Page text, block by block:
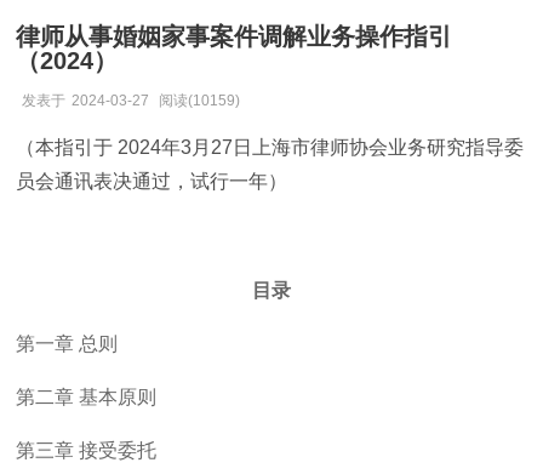
律师从事婚姻家事案件调解业务操作指引
（2024）
发表于 2024-03-27 阅读(10159)
（本指引于 2024年3月27日上海市律师协会业务研究指导委
员会通讯表决通过，试行一年）
目录
第一章 总则
第二章 基本原则
第三章 接受委托